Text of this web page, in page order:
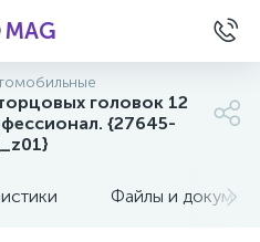
MAG
головок 12
{27645-
Файлы и